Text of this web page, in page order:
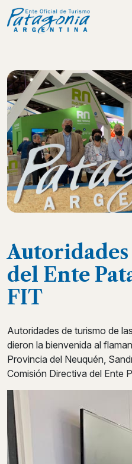
del Ente
FIT
Autoridades de turismo de
dieron la bienvenida al
Provincia del Neuquén,
Comisión Directiva del Ente